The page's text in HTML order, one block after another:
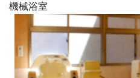
機械浴室